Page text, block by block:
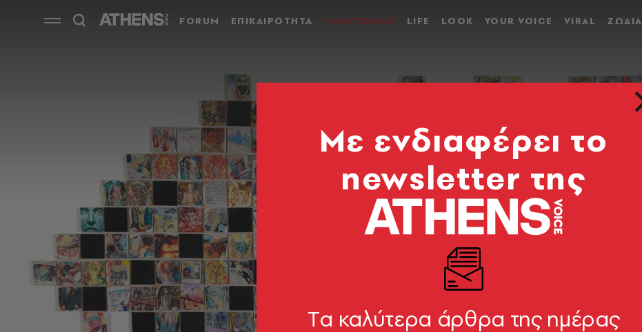
FORUM ΕΠΙΚΑΙΡΟΤΗΤΑ ΠΟΛΙΤΙΣΜΟΣ LIFE LOOK YOUR VOICE VIRAL ΖΩΔΙΑ
Mε ενδιαφέρει το
newsletter της
Tα καλύτερα άρθρα της ημέρας